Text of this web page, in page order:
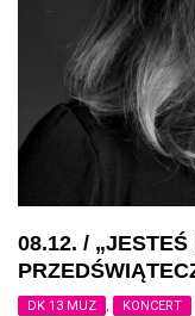
08.12. /
DK 13 MUZ , KONCERT